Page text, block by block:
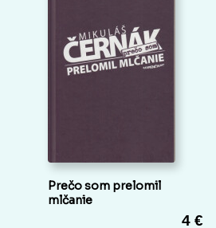
Prečo som prelomil
mlčanie
4 €